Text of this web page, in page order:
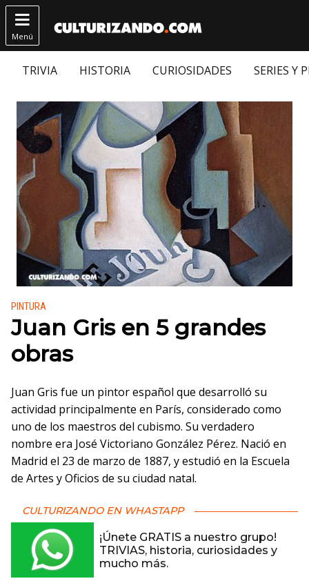

Menú
TRIVIA HISTORIA CURIOSIDADES SERIES Y
Publicado en:
PINTURA
Juan Gris en 5 grandes
obras
Juan Gris fue un pintor español que desarrolló su
actividad principalmente en París, considerado como
uno de los maestros del cubismo. Su verdadero
nombre era José Victoriano González Pérez. Nació en
Madrid el 23 de marzo de 1887, y estudió en la Escuela
de Artes y Oficios de su ciudad natal.
CULTURIZANDO EN WHASTAPP
¡Únete GRATIS a nuestro grupo!
TRIVIAS, historia, curiosidades y
mucho más.